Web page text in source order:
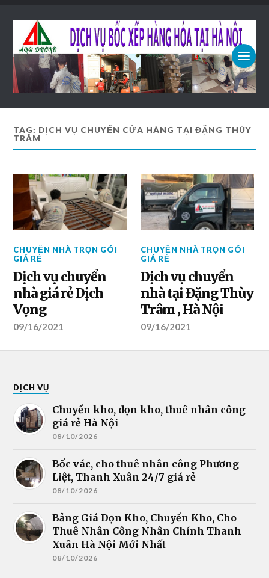
TAG: DỊCH VỤ CHUYỂN CỬA HÀNG TẠI ĐẶNG THÙY
TRÂM
CHUYỂN NHÀ TRỌN GÓI
GIÁ RẺ
Dịch vụ chuyển
nhà giá rẻ Dịch
Vọng
09/16/2021
CHUYỂN NHÀ TRỌN GÓI
GIÁ RẺ
Dịch vụ chuyển
nhà tại Đặng Thùy
Trâm , Hà Nội
09/16/2021
DỊCH VỤ
Chuyển kho, dọn kho, thuê nhân công
giá rẻ Hà Nội
08/10/2026
Bốc vác, cho thuê nhân công Phương
Liệt, Thanh Xuân 24/7 giá rẻ
08/10/2026
Bảng Giá Dọn Kho, Chuyển Kho, Cho
Thuê Nhân Công Nhân Chính Thanh
Xuân Hà Nội Mới Nhất
08/10/2026